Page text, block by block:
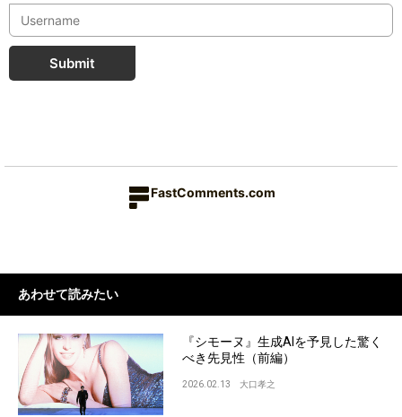
Submit
FastComments.com
あわせて読みたい
『シモーヌ』生成AIを予見した驚く
べき先見性（前編）
2026.02.13 大口孝之